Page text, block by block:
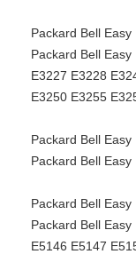
Packard Bell
Packard Bell
E3227 E3228
E3250 E3255
Packard Bell
Packard Bell
Packard Bell
Packard Bell
E5146 E5147